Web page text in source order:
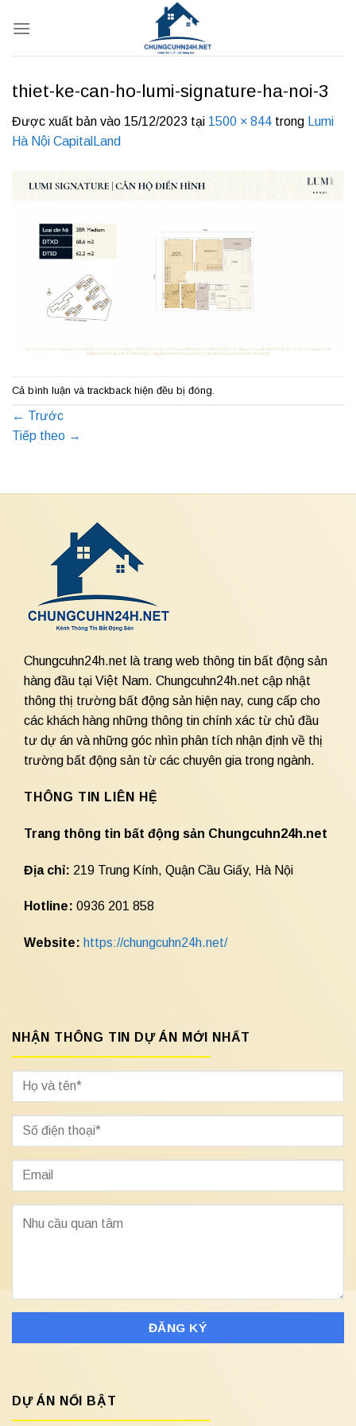
qua
thiet-ke-can-ho-lumi-signature-ha-noi-3
Được xuất bản vào 15/12/2023 tại 1500 × 844 trong
Lumi
Hà Nội CapitalLand
Cả bình luận và trackback hiện đều bị đóng.
← Trước
Tiếp theo →
Chungcuhn24h.net là trang web thông tin bất động sản
hàng đầu tại Việt Nam. Chungcuhn24h.net cập nhật
thông thị trường bất động sản hiện nay, cung cấp cho
các khách hàng những thông tin chính xác từ chủ đầu
tư dự án và những góc nhìn phân tích nhận định về thị
trường bất động sản từ các chuyên gia trong ngành.
THÔNG TIN LIÊN HỆ
Trang thông tin bất động sản Chungcuhn24h.net
Địa chỉ: 219 Trung Kính, Quận Cầu Giấy, Hà Nội
Hotline: 0936 201 858
Website: https://chungcuhn24h.net/
NHẬN THÔNG TIN DỰ ÁN MỚI NHẤT
DỰ ÁN NỔI BẬT